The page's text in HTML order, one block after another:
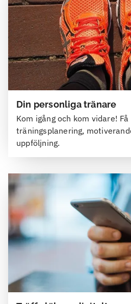
Din personliga tränare
Kom igång och kom vidare!
träningsplanering,
uppföljning.